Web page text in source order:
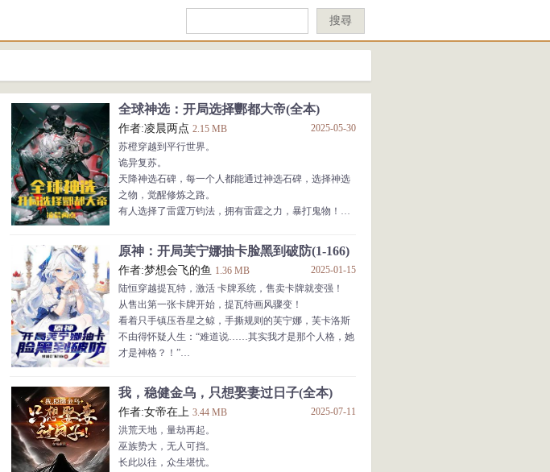
搜尋
全球神选：开局选择酆都大帝(全本)
作者:凌晨两点 2.15 MB
2025-05-30
苏橙穿越到平行世界。
诡异复苏。
天降神选石碑，每一个人都能通过神选石碑，选择神选
之物，觉醒修炼之路。
有人选择了雷霆万钧法，拥有雷霆之力，暴打鬼物！
有人选择了梦境传承，侵入他人梦境，诡异至极！
......
但千万不要选择鬼属性的神选之物。
否则。
修炼之时，将会吸引无数诡异缠身，百鬼夜行，顷刻间
就会暴毙！
不过苏橙不信邪：“我选择酆都大帝，我还怕鬼？？？”
......
原神：开局芙宁娜抽卡脸黑到破防(1-166)
作者:梦想会飞的鱼 1.36 MB
2025-01-15
陆恒穿越提瓦特，激活 卡牌系统，售卖卡牌就变强！
从售出第一张卡牌开始，提瓦特画风骤变！
看着只手镇压吞星之鲸，手撕规则的芙宁娜，芙卡洛斯
不由得怀疑人生：“难道说……其实我才是那个人格，她
才是神格？！”
答：“永恒只是最接近天理，但玩好卡牌可以超越天理！
复活卡，启动！复活吧！我的姐姐！”
旅行日记：
我叫荧，那一天我懂得了世界真理，力量孱弱就只配当
小丑！
从现在开始，我要疯狂打工抽卡！喜欢昏睡的摄像头已
我，稳健金乌，只想娶妻过日子(全本)
作者:女帝在上 3.44 MB
2025-07-11
洪荒天地，量劫再起。
巫族势大，无人可挡。
长此以往，众生堪忧。